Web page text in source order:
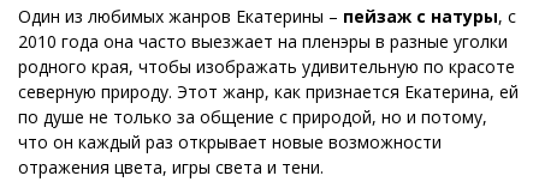
Один из любимых жанров Екатерины – пейзаж с натуры, с
2010 года она часто выезжает на пленэры в разные уголки
родного края, чтобы изображать удивительную по красоте
северную природу. Этот жанр, как признается Екатерина, ей
по душе не только за общение с природой, но и потому,
что он каждый раз открывает новые возможности
отражения цвета, игры света и тени.